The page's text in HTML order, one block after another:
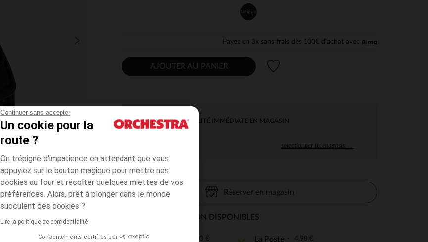
Continuer sans accepter
Un cookie pour la
route ?
On trépigne d'impatience en attendant que vous
appuyiez sur le bouton magique pour mettre nos
cookies au four et récolter quelques miettes de vos
préférences. Alors, prêt à plonger dans le monde
succulent des cookies ?
Lire la politique de confidentialité
Consentements certifiés par
Unique
Payez en 3x sans frais dès 100€ d'achat avec
AJOUTER AU PANIER
DISPONIBILITÉ IMMÉDIATE EN MAGASIN
sélectionner un magasin →
Réserver en magasin
MODES DE LIVRAISON DISPONIBLES
Point Relais 4,90 € La Poste 4,90 €